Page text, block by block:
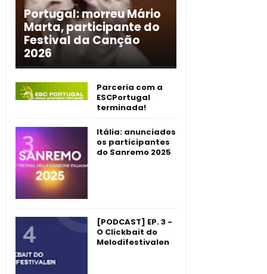
Portugal: morreu Mário
Marta, participante do
Festival da Canção
2026
Parceria com a
ESCPortugal
terminada!
Itália: anunciados
os participantes
do Sanremo 2025
[PODCAST] EP. 3 -
O Clickbait do
Melodifestivalen